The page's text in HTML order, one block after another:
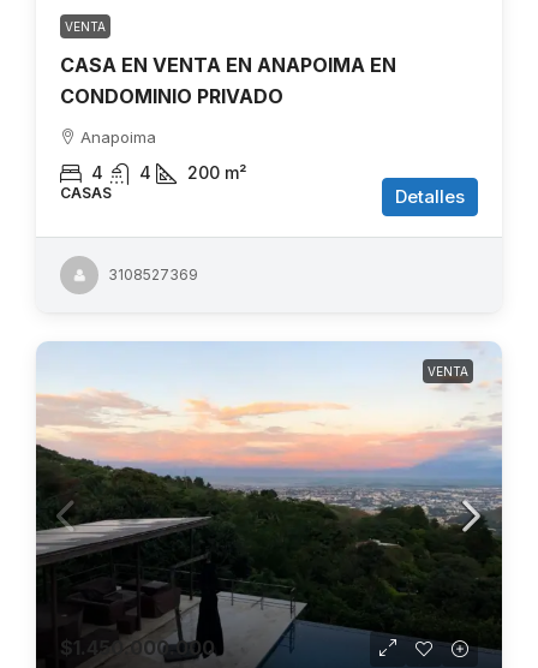
VENTA
CASA EN VENTA EN ANAPOIMA EN
CONDOMINIO PRIVADO
Anapoima
4 4 200 m²
CASAS Detalles
3108527369
VENTA
$1.450.000.000